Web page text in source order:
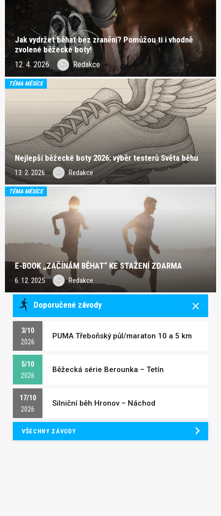
Jak vydržet běhat bez zranění? Pomůžou ti i vhodně
zvolené běžecké boty!
12. 4. 2026 Redakce
TÉMA MĚSÍCE
Nejlepší běžecké boty 2026: výběr testerů Světa běhu
13. 2. 2026 Redakce
TÉMA MĚSÍCE
E-BOOK „ZAČÍNÁM BĚHAT“ KE STAŽENÍ ZDARMA
6. 12. 2025 Redakce
Doporučené závody
3/10
2026
PUMA Třeboňský půl/maraton 10 a 5 km
5/10
2026
Běžecká série Berounka – Tetín
17/10
2026
Silniční běh Hronov – Náchod
VŠECHNY ZÁVODY